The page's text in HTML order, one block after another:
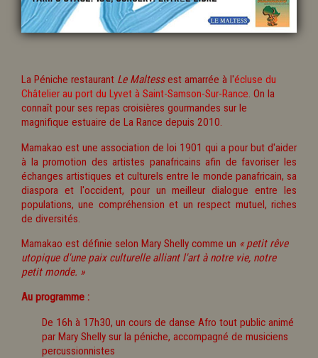
La Péniche restaurant Le Maltessest amarrée à l'écluse du
Châtelier au port du Lyvet à Saint-Samson-Sur-Rance. On la
connaît pour ses repas croisières gourmandes sur le
magnifique estuaire de La Rance depuis 2010.
Mamakao est une association de loi 1901 qui a pour but d'aider
à la promotion des artistes panafricains afin de favoriser les
échanges artistiques et culturels entre le monde panafricain, sa
diaspora et l'occident, pour un meilleur dialogue entre les
populations, une compréhension et un respect mutuel, riches
de diversités.
Mamakao est définie selon Mary Shelly comme un « petit rêve
utopique d'une paix culturelle alliant l'art à notre vie, notre
petit monde. »
Au programme :
De 16h à 17h30, un cours de danse Afro tout public animé
par Mary Shelly sur la péniche, accompagné de musiciens
percussionnistes